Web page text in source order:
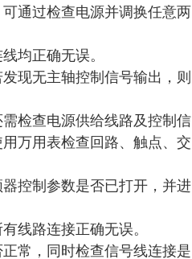
通过检查电源并调换任意两
均正确无误。
现无主轴控制信号输出，则
检查电源供给线路及控制信
万用表检查回路、触点、交
控制参数是否已打开，并进
线路连接正确无误。
常，同时检查信号线连接是